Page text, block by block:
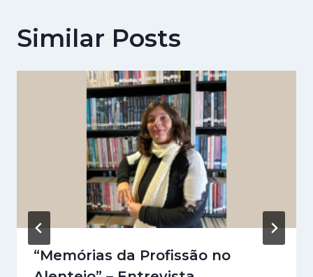
Similar Posts
“Memórias da Profissão no